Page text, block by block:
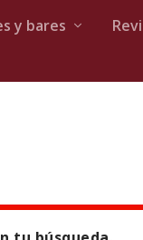
y bares